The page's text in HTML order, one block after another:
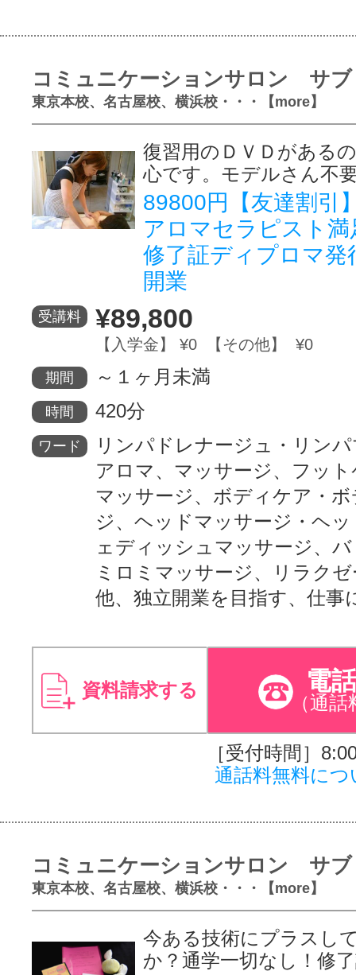
コミュニケーションサロン サブ
東京本校、名古屋校、横浜校・・・【more】
復習用のＤＶＤがある
心です。モデルさん不
89800円【友達割引
アロマセラピスト
修了証ディプロマ
開業
受講料 ¥89,800
【入学金】 ¥0 【その他】 ¥0
期間 ～１ヶ月未満
時間 420分
ワード
リンパドレナージュ・リン
アロマ、マッサージ、フッ
マッサージ、ボディケア・
ジ、ヘッドマッサージ・ヘ
ェディッシュマッサージ、
ミロミマッサージ、リラク
他、独立開業を目指す、仕事
資料請求する 電
（通話
［受付時間］
通話料無料につ
コミュニケーションサロン サブ
東京本校、名古屋校、横浜校・・・【more】
今ある技術にプラスし
か？通学一切なし！修